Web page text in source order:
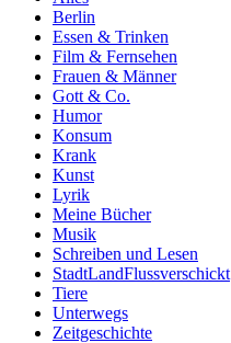
Berlin
Essen & Trinken
Film & Fernsehen
Frauen & Männer
Gott & Co.
Humor
Konsum
Krank
Kunst
Lyrik
Meine Bücher
Musik
Schreiben und Lesen
StadtLandFlussverschickt
Tiere
Unterwegs
Zeitgeschichte